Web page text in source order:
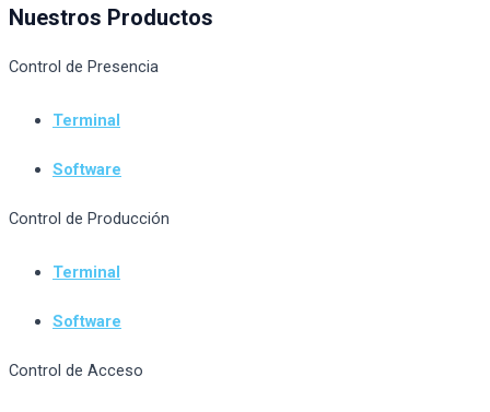
Nuestros Productos
Control de Presencia
Terminal
Software
Control de Producción
Terminal
Software
Control de Acceso